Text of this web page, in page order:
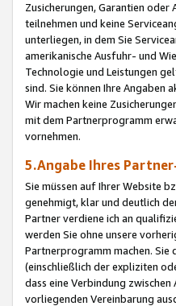
Zusicherungen, Garantien oder
teilnehmen und keine
unterliegen, in dem Sie
amerikanische Ausfuhr- und
Technologie und Leistungen
sind. Sie können Ihre Angaben
Wir machen keine
mit dem Partnerprogramm
vornehmen.
5.Angabe Ihres
Sie müssen auf Ihrer Website
genehmigt, klar und deutlich
Partner verdiene ich an
werden Sie ohne unsere
Partnerprogramm machen. Sie
(einschließlich der expliziten
dass eine Verbindung
vorliegenden Vereinbarung